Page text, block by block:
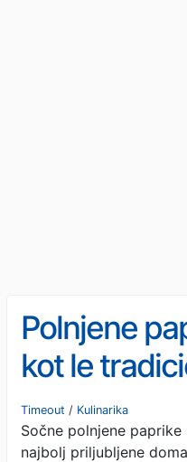
Polnjene
kot le
kako v
telo in
Timeout / Kulinarika
Sočne polnjene
najbolj priljubljene